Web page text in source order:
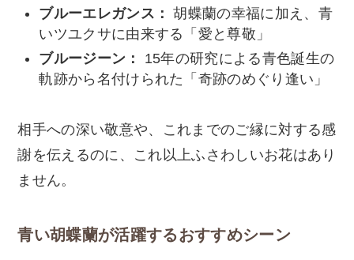
ブルーエレガンス： 胡蝶蘭の幸福に加え、青
いツユクサに由来する「愛と尊敬」
ブルージーン：
15年の研究による青色誕生の
軌跡から名付けられた「奇跡のめぐり逢い」
相手への深い敬意や、これまでのご縁に対する感
謝を伝えるのに、これ以上ふさわしいお花はあり
ません。
青い胡蝶蘭が活躍するおすすめシーン